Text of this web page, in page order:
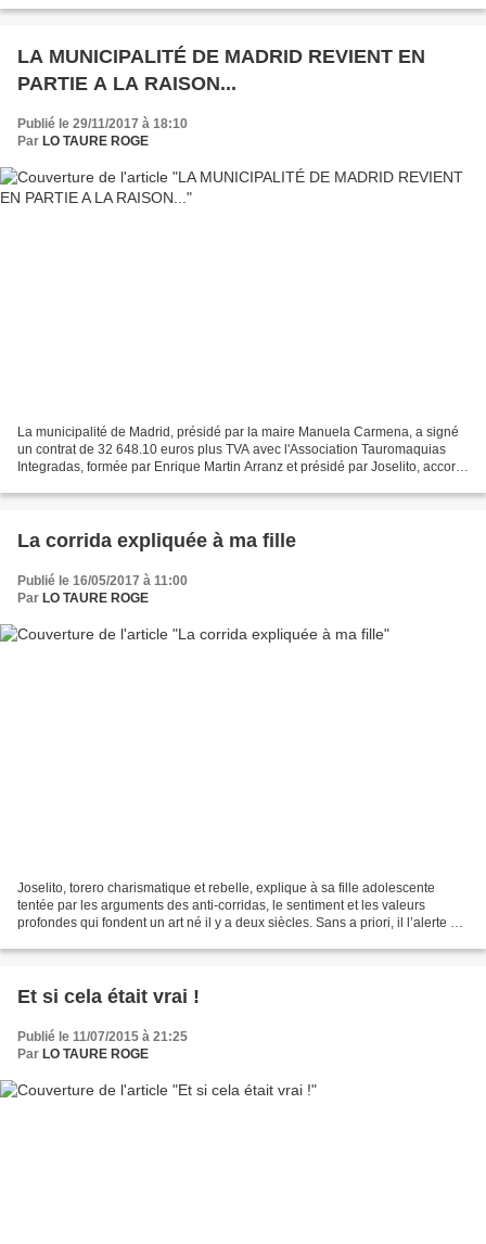
LA MUNICIPALITÉ DE MADRID REVIENT EN
PARTIE A LA RAISON...
Publié le 29/11/2017 à 18:10
Par LO TAURE ROGE
La municipalité de Madrid, présidé par la maire Manuela Carmena, a signé
un contrat de 32 648.10 euros plus TVA avec l'Association Tauromaquias
Integradas, formée par Enrique Martin Arranz et présidé par Joselito, accord
La corrida expliquée à ma fille
Publié le 16/05/2017 à 11:00
Par LO TAURE ROGE
Joselito, torero charismatique et rebelle, explique à sa fille adolescente
tentée par les arguments des anti-corridas, le sentiment et les valeurs
profondes qui fondent un art né il y a deux siècles. Sans a priori, il l’alerte sur
Et si cela était vrai !
Publié le 11/07/2015 à 21:25
Par LO TAURE ROGE